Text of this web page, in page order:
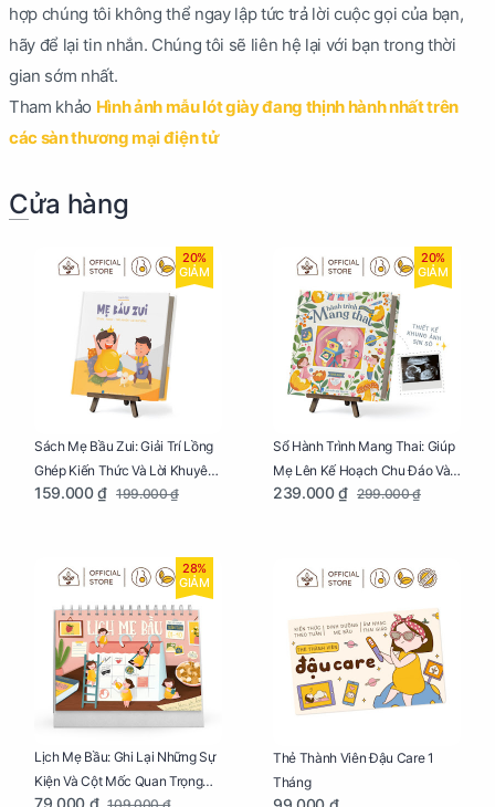
hợp chúng tôi không thể ngay lập tức trả lời cuộc gọi của bạn,
hãy để lại tin nhắn. Chúng tôi sẽ liên hệ lại với bạn trong thời
gian sớm nhất.
Tham khảo Hình ảnh mẫu lót giày đang thịnh hành nhất trên
các sàn thương mại điện tử
Cửa hàng
20%
GIẢM
Sách Mẹ Bầu Zui: Giải Trí Lồng
Ghép Kiến Thức Và Lời Khuyên
Mang Thai Bổ Ích
159.000 ₫ 199.000 ₫
20%
GIẢM
Sổ Hành Trình Mang Thai: Giúp
Mẹ Lên Kế Hoạch Chu Đáo Và
Lưu Giữ Kỷ Niệm Mang Thai
239.000 ₫ 299.000 ₫
28%
GIẢM
Lịch Mẹ Bầu: Ghi Lại Những Sự
Kiện Và Cột Mốc Quan Trọng
Thẻ Thành Viên Đậu Care 1
Tháng